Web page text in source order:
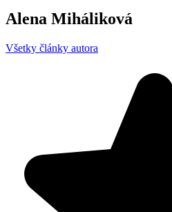
Alena Miháliková
Všetky články autora